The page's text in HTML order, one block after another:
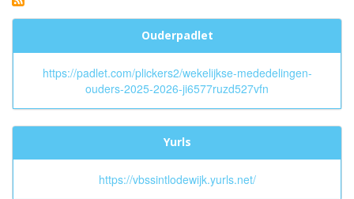
Ouderpadlet
https://padlet.com/plickers2/wekelijkse-mededelingen-
ouders-2025-2026-ji6577ruzd527vfn
Yurls
https://vbssintlodewijk.yurls.net/